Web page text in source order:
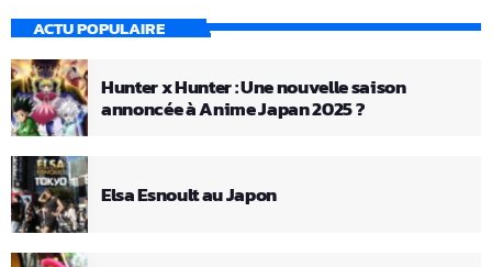
ACTU POPULAIRE
Hunter x Hunter : Une nouvelle saison
annoncée à Anime Japan 2025 ?
Elsa Esnoult au Japon